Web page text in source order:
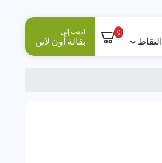
النقاط
0 اذهب إلى
بقالة أون لاين